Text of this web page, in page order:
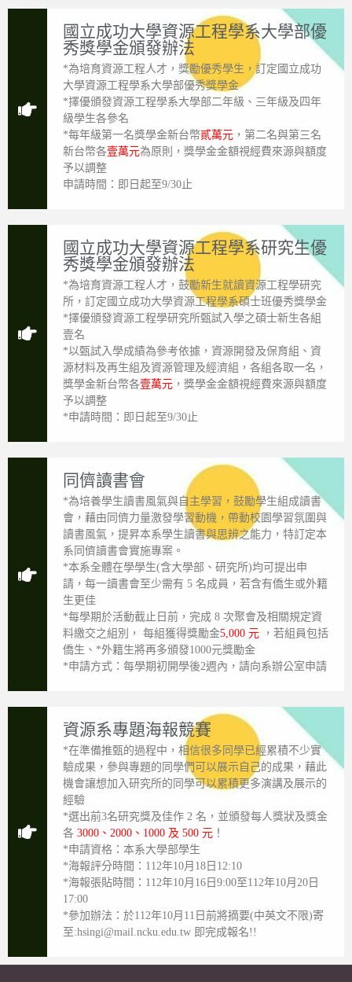
國立成功大學資源工程學系大學部優
秀獎學金頒發辦法
*為培育資源工程人才，獎勵優秀學生，訂定國立成功
大學資源工程學系大學部優秀獎學金
*擇優頒發資源工程學系大學部二年級、三年級及四年
級學生各參名
*每年級第一名獎學金新台幣貳萬元 ，第二名與第三名
新台幣各壹萬元為原則，獎學金金額視經費來源與額度
予以調整
申請時間：即日起至9/30止
國立成功大學資源工程學系研究生優
秀獎學金頒發辦法
*為培育資源工程人才，鼓勵新生就讀資源工程學研究
所，訂定國立成功大學資源工程學系碩士班優秀獎學金
*擇優頒發資源工程學研究所甄試入學之碩士新生各組
壹名
*以甄試入學成績為參考依據，資源開發及保育組、資
源材料及再生組及資源管理及經濟組，各組各取一名，
獎學金新台幣各壹萬元 ，獎學金金額視經費來源與額度
予以調整
*申請時間：即日起至9/30止
同儕讀書會
*為培養學生讀書風氣與自主學習，鼓勵學生組成讀書
會，藉由同儕力量激發學習動機，帶動校園學習氛圍與
讀書風氣，提昇本系學生讀書與思辨之能力，特訂定本
系同儕讀書會實施專案。
*本系全體在學學生(含大學部、研究所)均可提出申
請，每一讀書會至少需有 5 名成員，若含有僑生或外籍
生更佳
*每學期於活動截止日前，完成 8 次聚會及相關規定資
料繳交之組別， 每組獲得獎勵金5,000 元 ，若組員包括
僑生、*外籍生將再多頒發1000元獎勵金
*申請方式：每學期初開學後2週內，請向系辦公室申請
資源系專題海報競賽
*在準備推甄的過程中，相信很多同學已經累積不少實
驗成果，參與專題的同學們可以展示自己的成果，藉此
機會讓想加入研究所的同學可以累積更多演講及展示的
經驗
*選出前3名研究獎及佳作 2 名，並頒發每人獎狀及獎金
各 3000、2000、1000 及 500 元 ！
*申請資格：本系大學部學生
*海報評分時間：112年10月18日12:10
*海報張貼時間：112年10月16日9:00至112年10月20日
17:00
*參加辦法：於112年10月11日前將摘要(中英文不限)寄
至:hsingi@mail.ncku.edu.tw 即完成報名!!